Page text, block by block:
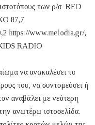
των ρ/σ RED
87,7
https://www.melodia.gr/,
RADIO
να ανακαλέσει το
του, να συντομεύσει ή
αναβάλει με νεότερη
ανωτέρω ιστοσελίδα.